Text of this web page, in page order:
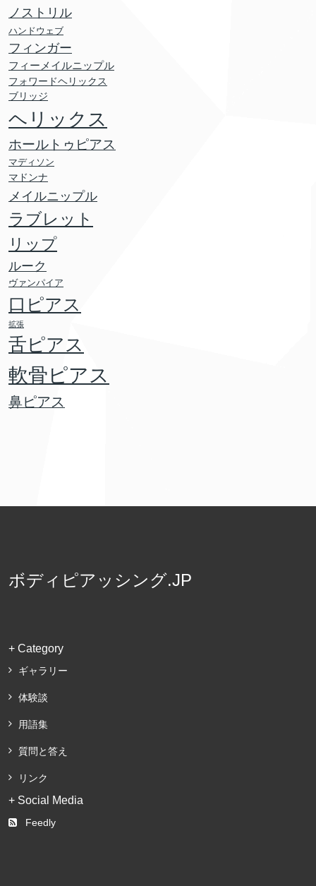
ノストリル
ハンドウェブ
フィンガー
フィーメイルニップル
フォワードヘリックス
ブリッジ
ヘリックス
ホールトゥピアス
マディソン
マドンナ
メイルニップル
ラブレット
リップ
ルーク
ヴァンパイア
口ピアス
拡張
舌ピアス
軟骨ピアス
鼻ピアス
ボディピアッシング.JP
+ Category
ギャラリー
体験談
用語集
質問と答え
リンク
+ Social Media
Feedly